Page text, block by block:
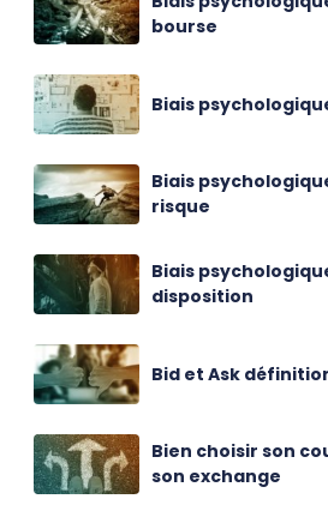
bourse
Biais
Biais
risque
Biais
disposition
Bid et Ask
Bien choisir son
son exchange